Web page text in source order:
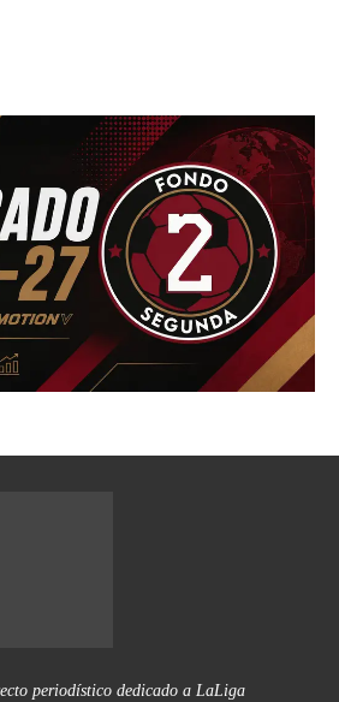
periodístico dedicado a LaLiga